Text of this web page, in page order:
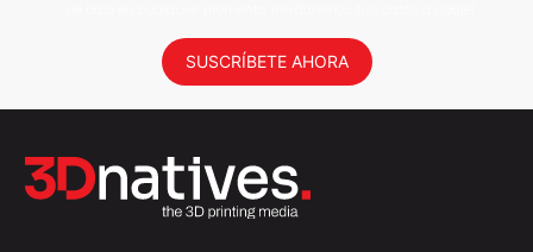
SUSCRÍBETE AHORA